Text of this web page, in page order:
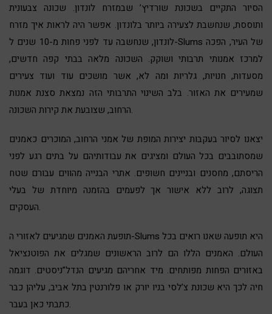
הסיור התקיים בשכונת שורדיץ’ שבמזרח לונדון. שכונה צבעונית
ותוססת, שנחשבת לצעירה ביותר בלונדון. אפשר היה לראות איך מזרח
לונדון, שנחשבה עד לפני פחות מ-10 שנים ל-Slums של העיר, הפכה
למרכז אמנותי תרבותי ושוקק. השכונה מלאה בבתי קפה חדשים,
מסעדות, חנויות, גלריות ומה לא, אשר מושכים עוד ועוד צעירים
שמעירים את האזור. בלב השינוי התרבותי הזה נמצאת סצנת אמנות
הרחוב, שצובעת את קירות השכונה.
יצאנו לסיור בעקבות יצירות המופת של אמני הרחוב, המוכרים כאמנים
שמסתובבים בכל העולם ומציגים את עבודותיהם על בתים רגע לפני
הריסתם, מחסנים ובניינים חשופים. אתרי הבנייה מהווים עבורם שטח
תצוגה, לרוב ללא אישור אך לפעמים בהזמנה מיוחדת של בעלי
העסקים.
תופעת האמנים שמגיעים לאזורי ה-Slums היא תופעה שאנו רואים בכל
העולם. האמנים הללו הם לרוב הראשונים שמגלים את הפוטנציאל
באזורים הפחות מפותחים. מיד אחריהם מגיעים הנדל”ניסטים. דוגמה
חיה לכך היא שכונת צ’לסי בניו יורק או פלורנטין בתל אביב, עליהן כבר
כתבתי כאן בעבר.